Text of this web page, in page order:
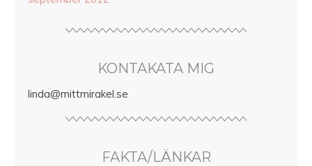
KONTAKATA MIG
linda@mittmirakel.se
FAKTA/LÄNKAR